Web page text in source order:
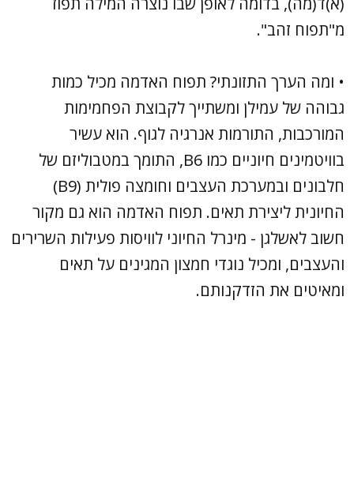
מ"תפוח זהב".
• ומה הערך התזונתי? תפוח האדמה מכיל כמות
גבוהה של עמילן ומשתייך לקבוצת הפחמימות
המורכבות, התורמות אנרגיה לגוף. הוא עשיר
בוויטמינים חיוניים כמו B6, התומך במטבוליזם של
חלבונים ובמערכת העצבים וחומצה פולית (B9)
החיונית ליצירת תאים. תפוח האדמה הוא גם מקור
חשוב לאשלגן - מינרל החיוני לוויסות פעילות השרירים
והעצבים, ומכיל נוגדי חמצון המגינים על תאים
ומאיטים את הזדקנותם.